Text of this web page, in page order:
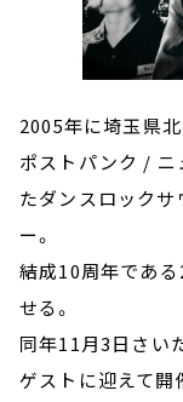
2005年に埼玉県北
ポストパンク / ニ
たダンスロック
ー。
結成10周年であ
せる。
同年11月3日さい
ゲストに迎えて